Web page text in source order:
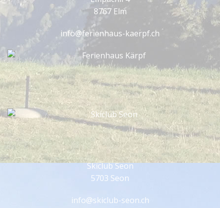
8767 Elm
info@ferienhaus-kaerpf.ch
Skiclub Seon
5703 Seon
info@skiclub-seon.ch